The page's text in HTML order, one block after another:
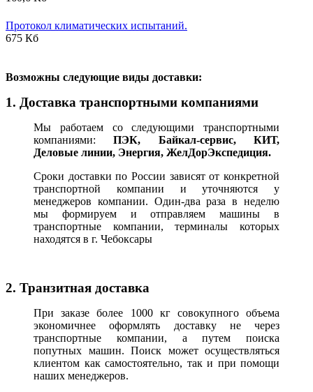
Протокол климатических испытаний.
675 Кб
Возможны следующие виды доставки:
1. Доставка транспортными компаниями
Мы работаем со следующими транспортными
компаниями:ПЭК, Байкал-сервис, КИТ,
Деловые линии, Энергия, ЖелДорЭкспедиция.
Сроки доставки по России зависят от конкретной
транспортной компании и уточняются у
менеджеров компании. Один-два раза в неделю
мы формируем и отправляем машины в
транспортные компании, терминалы которых
находятся в г. Чебоксары
2. Транзитная доставка
При заказе более 1000 кг совокупного объема
экономичнее оформлять доставку не через
транспортные компании, а путем поиска
попутных машин. Поиск может осуществляться
клиентом как самостоятельно, так и при помощи
наших менеджеров.